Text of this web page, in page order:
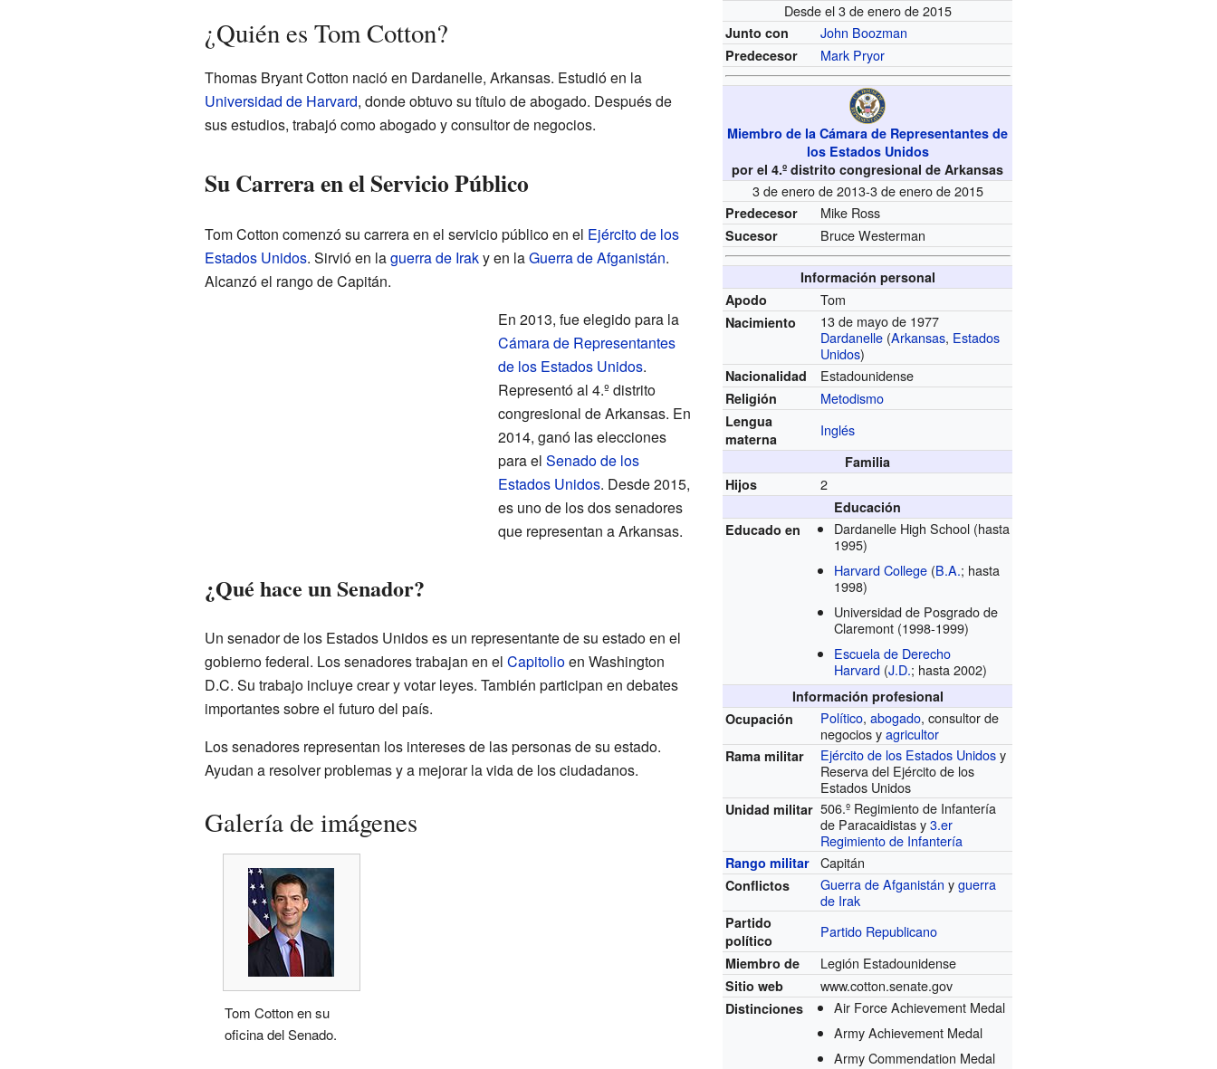
Desde el 3 de enero de 2015
Junto con John Boozman
Predecesor Mark Pryor
Miembro de la Cámara de Representantes de
los Estados Unidos
por el 4.º distrito congresional de Arkansas
3 de enero de 2013-3 de enero de 2015
Predecesor Mike Ross
Sucesor Bruce Westerman
Información personal
Apodo
Tom
Nacimiento
13 de mayo de 1977
Dardanelle (Arkansas, Estados
Unidos)
Nacionalidad Estadounidense
Religión Metodismo
Lengua
materna
Inglés
Familia
Hijos
2
Educación
Educado en
Dardanelle High School (hasta
1995)
Harvard College (B.A.; hasta
1998)
Universidad de Posgrado de
Claremont (1998-1999)
Escuela de Derecho
Harvard (J.D.; hasta 2002)
Información profesional
Ocupación
Político,abogado, consultor de
negocios yagricultor
Rama militar Ejército de los Estados Unidosy
Reserva del Ejército de los
Estados Unidos
Unidad militar 506.º Regimiento de Infantería
de Paracaidistas y3.er
Regimiento de Infantería
Rango militar Capitán
Conflictos Guerra de Afganistán yguerra
de Irak
Partido
político
Partido Republicano
Miembro de Legión Estadounidense
Sitio web www.cotton.senate.gov
Distinciones
Air Force Achievement Medal
Army Achievement Medal
Army Commendation Medal
¿Quién es Tom Cotton?
Thomas Bryant Cotton nació en Dardanelle, Arkansas. Estudió en la
Universidad de Harvard, donde obtuvo su título de abogado. Después de
sus estudios, trabajó como abogado y consultor de negocios.
Su Carrera en el Servicio Público
Tom Cotton comenzó su carrera en el servicio público en el Ejército de los
Estados Unidos. Sirvió en laguerra de Iraky en laGuerra de Afganistán.
Alcanzó el rango de Capitán.
En 2013, fue elegido para la
Cámara de Representantes
de los Estados Unidos.
Representó al 4.º distrito
congresional de Arkansas. En
2014, ganó las elecciones
para el Senado de los
Estados Unidos. Desde 2015,
es uno de los dos senadores
que representan a Arkansas.
¿Qué hace un Senador?
Un senador de los Estados Unidos es un representante de su estado en el
gobierno federal. Los senadores trabajan en el Capitolioen Washington
D.C. Su trabajo incluye crear y votar leyes. También participan en debates
importantes sobre el futuro del país.
Los senadores representan los intereses de las personas de su estado.
Ayudan a resolver problemas y a mejorar la vida de los ciudadanos.
Galería de imágenes
Tom Cotton en su
oficina del Senado.